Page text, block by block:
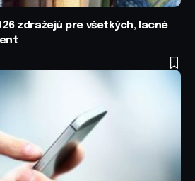
zdražejú pre všetkých, lacné